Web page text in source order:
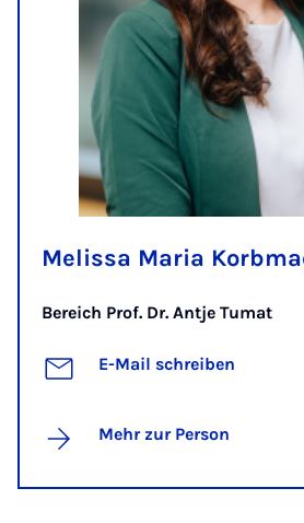
Melissa Maria
Bereich Prof. Dr. Antje Tumat
E-Mail schreiben
Mehr zur Person